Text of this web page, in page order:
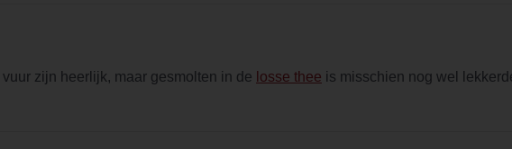
zijn heerlijk, maar gesmolten in de losse thee is misschien nog wel